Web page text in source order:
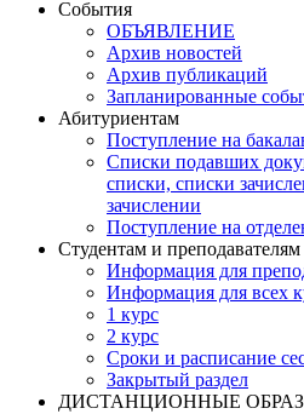
События
ОБЪЯВЛЕНИЕ
Архив новостей
Архив публикаций
Запланированные
Абитуриентам
Поступление на
Списки подавших
списки, списки
зачислении
Поступление на
Студентам и преподавателям
Информация для
Информация для всех
1 курс
2 курс
Сроки и расписание
Закрытый раздел
ДИСТАНЦИОННЫЕ